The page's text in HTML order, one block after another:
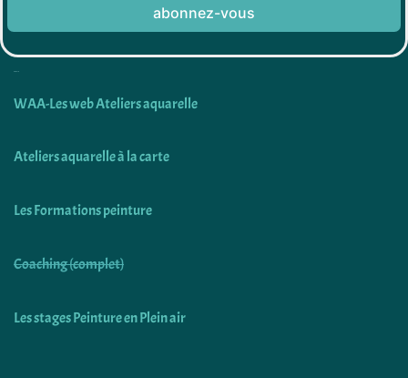
abonnez-vous
WAA-Les web Ateliers aquarelle
Ateliers aquarelle à la carte
Les Formations peinture
Coaching (complet)
Les stages Peinture en Plein air